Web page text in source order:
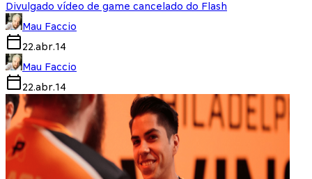
Divulgado vídeo de game cancelado do Flash
Mau Faccio
22.abr.14
Mau Faccio
22.abr.14